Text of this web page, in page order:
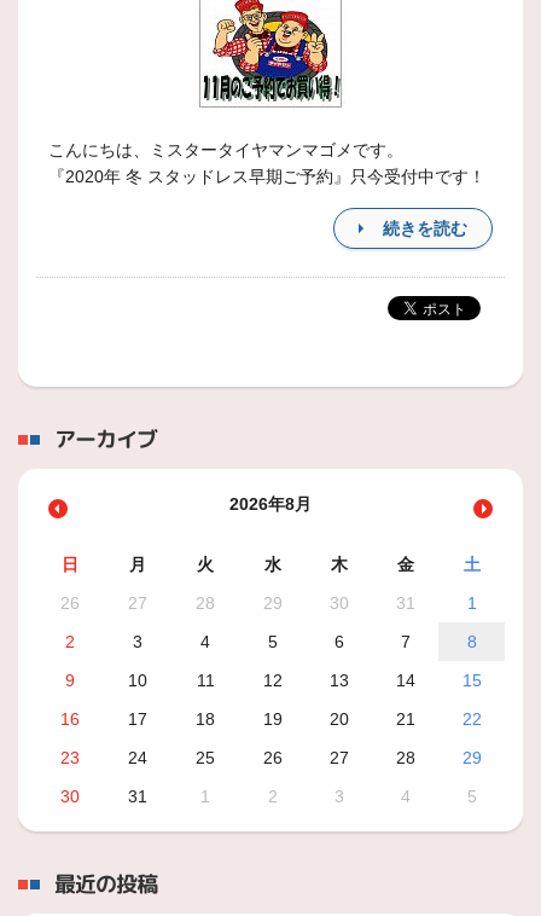
こんにちは、ミスタータイヤマンマゴメです。
『2020年 冬 スタッドレス早期ご予約』只今受付中です！
続きを読む
アーカイブ
2026年8月
日 月 火 水 木 金
土
26
27 28 29 30 31
1
2
3 4 5 6 7
8
9
10 11 12 13 14
15
16
17 18 19 20 21
22
23
24 25 26 27 28
29
30
31 1 2 3 4 5
最近の投稿